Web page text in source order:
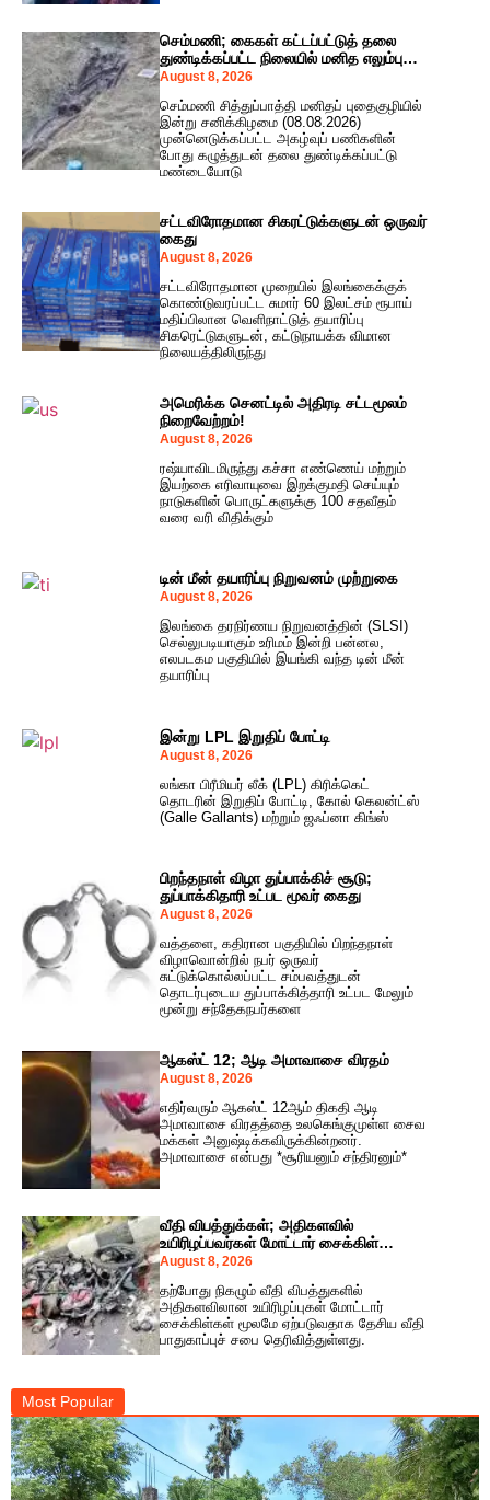
செம்மணி; கைகள் கட்டப்பட்டுத் தலை
துண்டிக்கப்பட்ட நிலையில் மனித எலும்புக்
கூடு
August 8, 2026
செம்மணி சித்துப்பாத்தி மனிதப் புதைகுழியில்
இன்று சனிக்கிழமை (08.08.2026)
முன்னெடுக்கப்பட்ட அகழ்வுப் பணிகளின்
போது கழுத்துடன் தலை துண்டிக்கப்பட்டு
மண்டையோடு
சட்டவிரோதமான சிகரட்டுக்களுடன் ஒருவர்
கைது
August 8, 2026
சட்டவிரோதமான முறையில் இலங்கைக்குக்
கொண்டுவரப்பட்ட சுமார் 60 இலட்சம் ரூபாய்
மதிப்பிலான வெளிநாட்டுத் தயாரிப்பு
சிகரெட்டுகளுடன், கட்டுநாயக்க விமான
நிலையத்திலிருந்து
அமெரிக்க செனட்டில் அதிரடி சட்டமூலம்
நிறைவேற்றம்!
August 8, 2026
ரஷ்யாவிடமிருந்து கச்சா எண்ணெய் மற்றும்
இயற்கை எரிவாயுவை இறக்குமதி செய்யும்
நாடுகளின் பொருட்களுக்கு 100 சதவீதம்
வரை வரி விதிக்கும்
டின் மீன் தயாரிப்பு நிறுவனம் முற்றுகை
August 8, 2026
இலங்கை தரநிர்ணய நிறுவனத்தின் (SLSI)
செல்லுபடியாகும் உரிமம் இன்றி பன்னல,
எலபடகம பகுதியில் இயங்கி வந்த டின் மீன்
தயாரிப்பு
இன்று LPL இறுதிப் போட்டி
August 8, 2026
லங்கா பிரீமியர் லீக் (LPL) கிரிக்கெட்
தொடரின் இறுதிப் போட்டி, கோல் கெலன்ட்ஸ்
(Galle Gallants) மற்றும் ஜஃப்னா கிங்ஸ்
பிறந்தநாள் விழா துப்பாக்கிச் சூடு;
துப்பாக்கிதாரி உட்பட மூவர் கைது
August 8, 2026
வத்தளை, கதிரான பகுதியில் பிறந்தநாள்
விழாவொன்றில் நபர் ஒருவர்
சுட்டுக்கொல்லப்பட்ட சம்பவத்துடன்
தொடர்புடைய துப்பாக்கித்தாரி உட்பட மேலும்
மூன்று சந்தேகநபர்களை
ஆகஸ்ட் 12; ஆடி அமாவாசை விரதம்
August 8, 2026
எதிர்வரும் ஆகஸ்ட் 12ஆம் திகதி ஆடி
அமாவாசை விரதத்தை உலகெங்குமுள்ள சைவ
மக்கள் அனுஷ்டிக்கவிருக்கின்றனர்.
அமாவாசை என்பது *சூரியனும் சந்திரனும்*
வீதி விபத்துக்கள்; அதிகளவில்
உயிரிழப்பவர்கள் மோட்டார் சைக்கிள்
ஓட்டுநர்களே!
August 8, 2026
தற்போது நிகழும் வீதி விபத்துகளில்
அதிகளவிலான உயிரிழப்புகள் மோட்டார்
சைக்கிள்கள் மூலமே ஏற்படுவதாக தேசிய வீதி
பாதுகாப்புச் சபை தெரிவித்துள்ளது.
Most Popular